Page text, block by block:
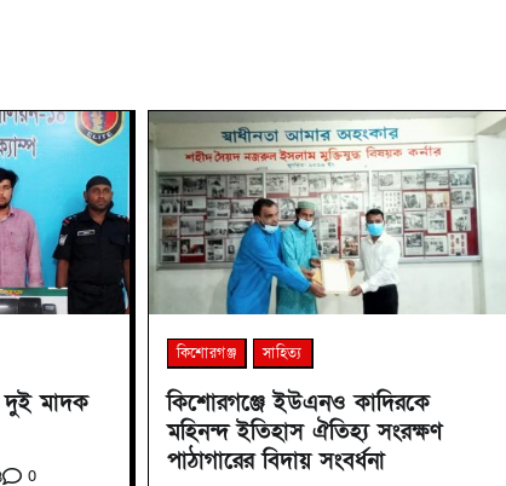
দুই মাদক
0
কিশোরগঞ্জ সাহিত্য
কিশোরগঞ্জে ইউএনও কাদিরকে
মহিনন্দ ইতিহাস ঐতিহ্য সংরক্ষণ
পাঠাগারের বিদায় সংবর্ধনা